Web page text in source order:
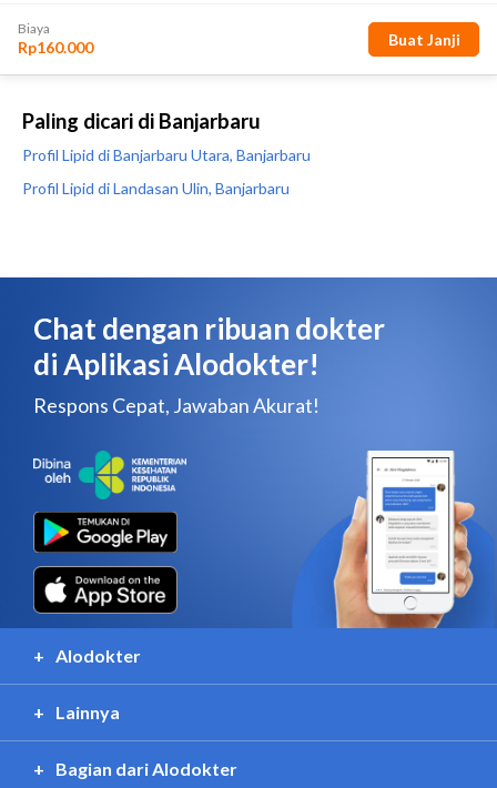
Paling dicari di Banjarbaru
Profil Lipid di Banjarbaru Utara, Banjarbaru
Profil Lipid di Landasan Ulin, Banjarbaru